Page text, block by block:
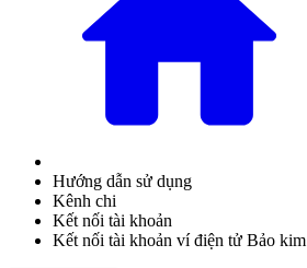
Hướng dẫn sử dụng
Kênh chi
Kết nối tài khoản
Kết nối tài khoản ví điện tử Bảo kim